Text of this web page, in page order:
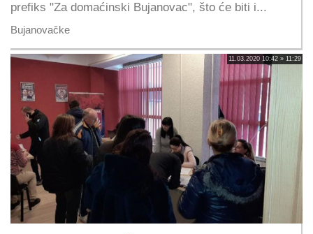
prefiks "Za domaćinski Bujanovac", što će biti i...
Bujanovačke
11.03.2020 10:42 » 11:29